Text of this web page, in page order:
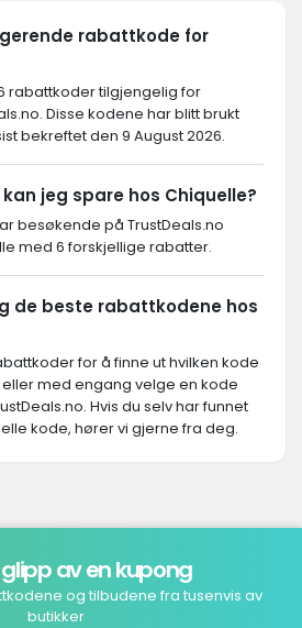
rabattkode for
rabattkoder tilgjengelig for
Disse kodene har blitt brukt
bekreftet den 9 August 2026.
jeg spare hos Chiquelle?
besøkende på TrustDeals.no
med 6 forskjellige rabatter.
de beste rabattkodene hos
for å finne ut hvilken kode
med engang velge en kode
Hvis du selv har funnet
kode, hører vi gjerne fra deg.
av en kupong
og tilbudene fra tusenvis av
butikker